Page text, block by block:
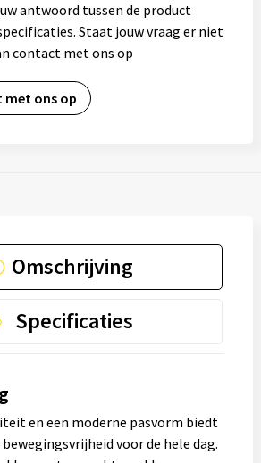
antwoord tussen de product
Staat jouw vraag er niet
contact met ons op
met ons op
Omschrijving
Specificaties
en een moderne pasvorm biedt
voor de hele dag.